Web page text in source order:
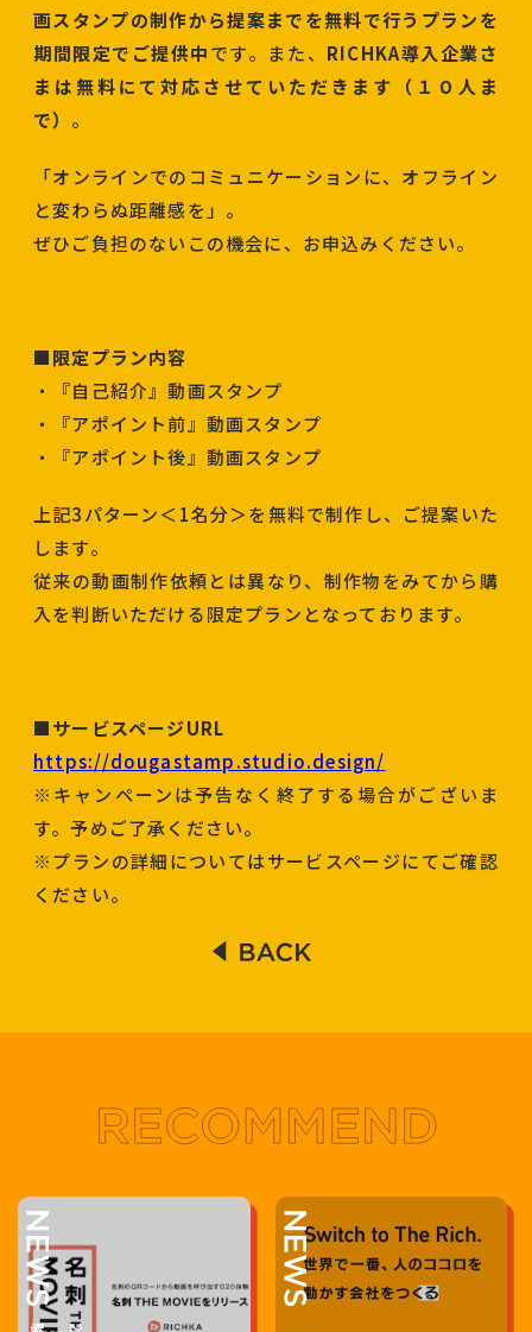
画スタンプの制作から提案までを無料で行うプランを
期間限定でご提供中です。また、 RICHKA導入企業さ
まは無料にて対応させていただきます（１０人ま
で） 。
「オンラインでのコミュニケーションに、オフライン
と変わらぬ距離感を」。
ぜひご負担のないこの機会に、お申込みください。
■限定プラン内容
・『自己紹介』動画スタンプ
・『アポイント前』動画スタンプ
・『アポイント後』動画スタンプ
上記3パターン＜1名分＞を無料で制作し、ご提案いた
します。
従来の動画制作依頼とは異なり、制作物をみてから購
入を判断いただける限定プランとなっております。
■サービスページURL
https://dougastamp.studio.design/
※キャンペーンは予告なく終了する場合がございま
す。予めご了承ください。
※プランの詳細についてはサービスページにてご確認
ください。